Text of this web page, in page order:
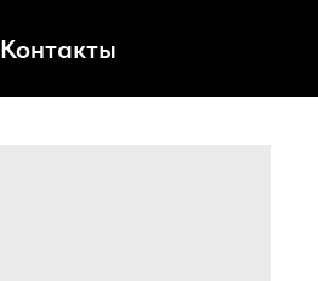
Контакты